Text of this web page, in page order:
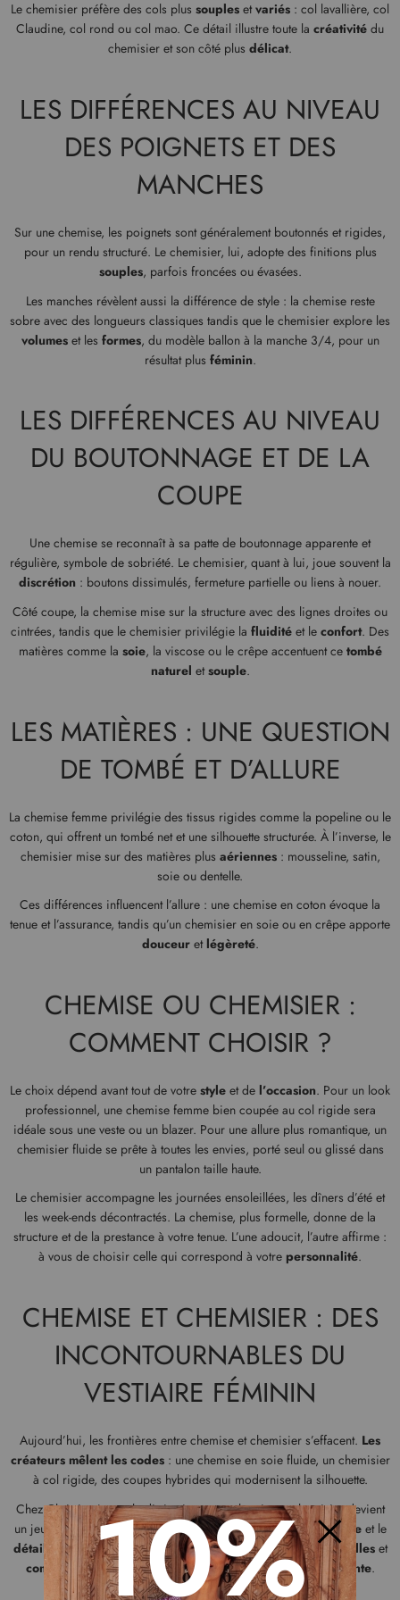
Le chemisier préfère des cols plus souples et variés : col lavallière, col
Claudine, col rond ou col mao. Ce détail illustre toute la créativité du
chemisier et son côté plus délicat.
LES DIFFÉRENCES AU NIVEAU
DES POIGNETS ET DES
MANCHES
Sur une chemise, les poignets sont généralement boutonnés et rigides,
pour un rendu structuré. Le chemisier, lui, adopte des finitions plus
souples, parfois froncées ou évasées.
Les manches révèlent aussi la différence de style : la chemise reste
sobre avec des longueurs classiques tandis que le chemisier explore les
volumes et les formes, du modèle ballon à la manche 3/4, pour un
résultat plus féminin.
LES DIFFÉRENCES AU NIVEAU
DU BOUTONNAGE ET DE LA
COUPE
Une chemise se reconnaît à sa patte de boutonnage apparente et
régulière, symbole de sobriété. Le chemisier, quant à lui, joue souvent la
discrétion : boutons dissimulés, fermeture partielle ou liens à nouer.
Côté coupe, la chemise mise sur la structure avec des lignes droites ou
cintrées, tandis que le chemisier privilégie la fluidité et le confort. Des
matières comme la soie, la viscose ou le crêpe accentuent ce tombé
naturel et souple.
LES MATIÈRES : UNE QUESTION
DE TOMBÉ ET D’ALLURE
La chemise femme privilégie des tissus rigides comme la popeline ou le
coton, qui offrent un tombé net et une silhouette structurée. À l’inverse, le
chemisier mise sur des matières plus aériennes : mousseline, satin,
soie ou dentelle.
Ces différences influencent l’allure : une chemise en coton évoque la
tenue et l’assurance, tandis qu’un chemisier en soie ou en crêpe apporte
douceur et légèreté.
CHEMISE OU CHEMISIER :
COMMENT CHOISIR ?
Le choix dépend avant tout de votre style et de l’occasion. Pour un look
professionnel, une chemise femme bien coupée au col rigide sera
idéale sous une veste ou un blazer. Pour une allure plus romantique, un
chemisier fluide se prête à toutes les envies, porté seul ou glissé dans
un pantalon taille haute.
Le chemisier accompagne les journées ensoleillées, les dîners d’été et
les week-ends décontractés. La chemise, plus formelle, donne de la
structure et de la prestance à votre tenue. L’une adoucit, l’autre affirme :
à vous de choisir celle qui correspond à votre personnalité.
CHEMISE ET CHEMISIER : DES
INCONTOURNABLES DU
VESTIAIRE FÉMININ
Aujourd’hui, les frontières entre chemise et chemisier s’effacent. Les
créateurs mêlent les codes: une chemise en soie fluide, un chemisier
à col rigide, des coupes hybrides qui modernisent la silhouette.
Chez Christine Laure, la distinction entre chemise et chemisier devient
un jeu destyle. Chaque femme peut trouver lacoupe, lamatière et le
détailqui reflètent sa personnalité. Ces deux pièces,intemporelles et
complémentaires
, incarnent une féminité affirméeetélégante.
Fermer
10%